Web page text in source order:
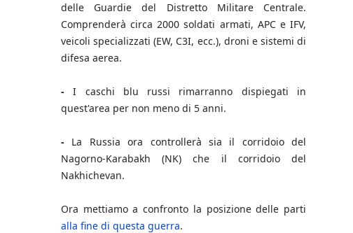
delle Guardie del Distretto Militare Centrale.
Comprenderà circa 2000 soldati armati, APC e IFV,
veicoli specializzati (EW, C3I, ecc.), droni e sistemi di
difesa aerea.
-I caschi blu russi rimarranno dispiegati in
quest'area per non meno di 5 anni.
- La Russia ora controllerà sia il corridoio del
Nagorno-Karabakh (NK) che il corridoio del
Nakhichevan.
Ora mettiamo a confronto la posizione delle parti
alla fine di questa guerra.